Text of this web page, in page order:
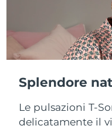
Splendore
Le pulsazioni T-
delicatamente il